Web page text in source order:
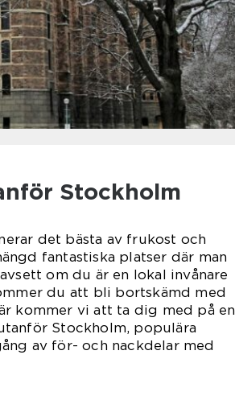
Stockholm
det bästa av frukost och
fantastiska platser där man
om du är en lokal invånare
du att bli bortskämd med
kommer vi att ta dig med på en
Stockholm, populära
av för- och nackdelar med